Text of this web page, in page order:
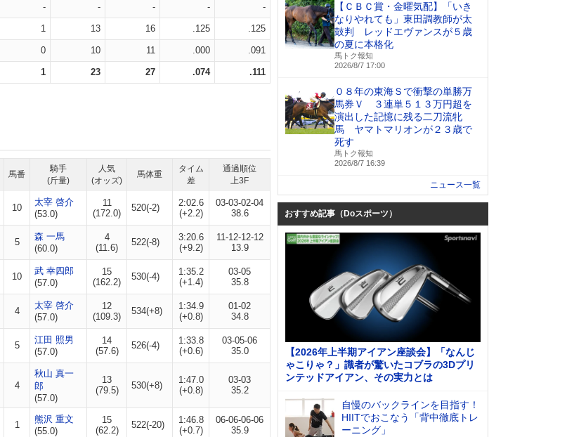
- - - - -
1 13 16 .125 .125
0 10 11 .000 .091
1 23 27 .074 .111
馬番
騎手
(斤量)
人気
(オッズ)
馬体重
タイム
差
通過順位
上3F
10
太宰 啓介
(53.0)
11
(172.0)
520(-2)
2:02.6
(+2.2)
03-03-02-04
38.6
5
森 一馬
(60.0)
4
(11.6)
522(-8)
3:20.6
(+9.2)
11-12-12-12
13.9
10
武 幸四郎
(57.0)
15
(162.2)
530(-4)
1:35.2
(+1.4)
03-05
35.8
4
太宰 啓介
(57.0)
12
(109.3)
534(+8)
1:34.9
(+0.8)
01-02
34.8
5
江田 照男
(57.0)
14
(57.6)
526(-4)
1:33.8
(+0.6)
03-05-06
35.0
4
秋山 真一
郎
(57.0)
13
(79.5)
530(+8)
1:47.0
(+0.8)
03-03
35.2
1
熊沢 重文
(55.0)
15
(62.2)
522(-20)
1:46.8
(+0.7)
06-06-06-06
35.9
【ＣＢＣ賞・金曜気配】「いき
なりやれても」東田調教師が太
鼓判 レッドエヴァンスが５歳
の夏に本格化
馬トク報知
2026/8/7 17:00
０８年の東海Ｓで衝撃の単勝万
馬券Ｖ ３連単５１３万円超を
演出した記憶に残る二刀流牝
馬 ヤマトマリオンが２３歳で
死す
馬トク報知
2026/8/7 16:39
ニュース一覧
おすすめ記事（Doスポーツ）
【2026年上半期アイアン座談会】「なんじ
ゃこりゃ？」識者が驚いたコブラの3Dプリ
ンテッドアイアン、その実力とは
自慢のバックラインを目指す！
HIITでおこなう「背中徹底トレ
ーニング」